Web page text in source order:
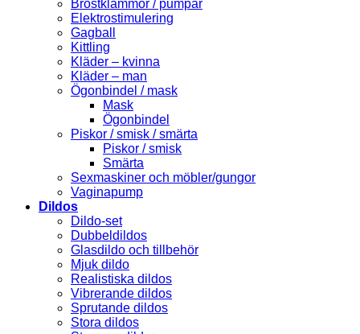
Bröstklämmor / pumpar
Elektrostimulering
Gagball
Kittling
Kläder – kvinna
Kläder – man
Ögonbindel / mask
Mask
Ögonbindel
Piskor / smisk / smärta
Piskor / smisk
Smärta
Sexmaskiner och möbler/gungor
Vaginapump
Dildos
Dildo-set
Dubbeldildos
Glasdildo och tillbehör
Mjuk dildo
Realistiska dildos
Vibrerande dildos
Sprutande dildos
Stora dildos